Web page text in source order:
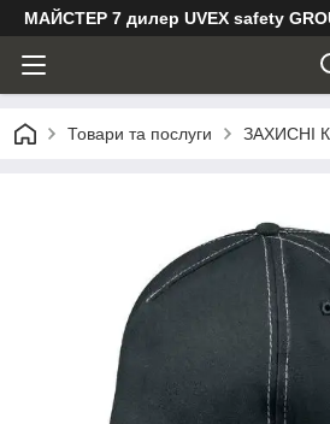
МАЙСТЕР 7 дилер UVEX safety
Товари та послуги ЗАХИСНІ